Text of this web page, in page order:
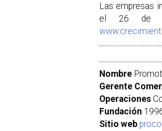
Las empresas
el 26 de
Nombre
Gerente
Operaciones
Fundación
Sitio web